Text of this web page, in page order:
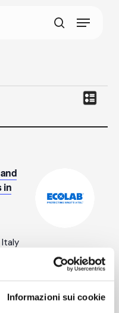
Informazioni sui cookie
Ihrem Gerät,
wenn
sind. Um das
tippen Sie
Menü
in
Italy
VERANSTALTUNGEN